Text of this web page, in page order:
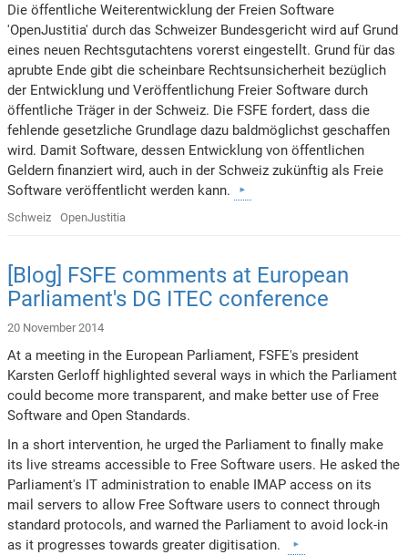
Die öffentliche Weiterentwicklung der Freien Software
'OpenJustitia' durch das Schweizer Bundesgericht wird auf Grund
eines neuen Rechtsgutachtens vorerst eingestellt. Grund für das
aprubte Ende gibt die scheinbare Rechtsunsicherheit bezüglich
der Entwicklung und Veröffentlichung Freier Software durch
öffentliche Träger in der Schweiz. Die FSFE fordert, dass die
fehlende gesetzliche Grundlage dazu baldmöglichst geschaffen
wird. Damit Software, dessen Entwicklung von öffentlichen
Geldern finanziert wird, auch in der Schweiz zukünftig als Freie
Software veröffentlicht werden kann.
Schweiz OpenJustitia
[Blog] FSFE comments at European
Parliament's DG ITEC conference
20 November 2014
At a meeting in the European Parliament, FSFE's president
Karsten Gerloff highlighted several ways in which the Parliament
could become more transparent, and make better use of Free
Software and Open Standards.
In a short intervention, he urged the Parliament to finally make
its live streams accessible to Free Software users. He asked the
Parliament's IT administration to enable IMAP access on its
mail servers to allow Free Software users to connect through
standard protocols, and warned the Parliament to avoid lock-in
as it progresses towards greater digitisation.